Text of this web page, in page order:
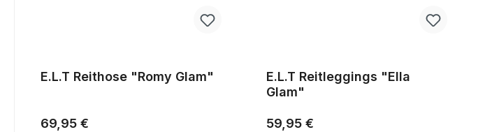
E.L.T Reithose "Romy Glam"
Regulärer Preis:
69,95 €
E.L.T Reitleggings "Ella
Glam"
Regulärer Preis:
59,95 €